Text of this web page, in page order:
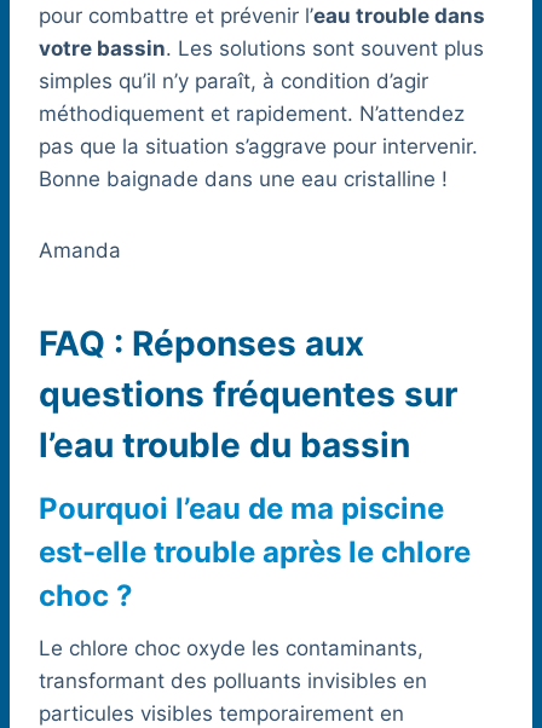
pour combattre et prévenir l’eau trouble dans
votre bassin. Les solutions sont souvent plus
simples qu’il n’y paraît, à condition d’agir
méthodiquement et rapidement. N’attendez
pas que la situation s’aggrave pour intervenir.
Bonne baignade dans une eau cristalline !
Amanda
FAQ : Réponses aux
questions fréquentes sur
l’eau trouble du bassin
Pourquoi l’eau de ma piscine
est-elle trouble après le chlore
choc ?
Le chlore choc oxyde les contaminants,
transformant des polluants invisibles en
particules visibles temporairement en